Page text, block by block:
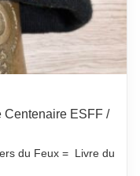
Centenaire ESFF /
du Feux = Livre du